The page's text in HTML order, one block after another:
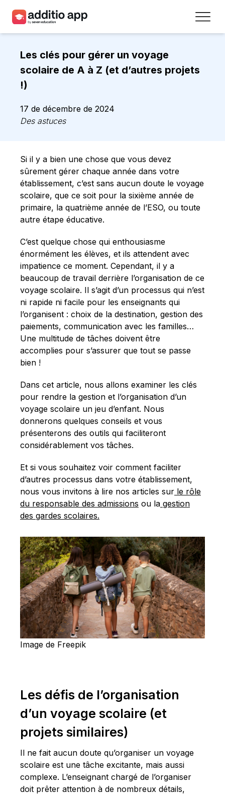
Établissements
Ressources
Prix
Inscrivez-vous
Contact
Français
Les clés pour gérer un voyage
scolaire de A à Z (et d’autres projets
!)
17 de décembre de 2024
Des astuces
Si il y a bien une chose que vous devez
sûrement gérer chaque année dans votre
établissement, c’est sans aucun doute le voyage
scolaire, que ce soit pour la sixième année de
primaire, la quatrième année de l’ESO, ou toute
autre étape éducative.
C’est quelque chose qui enthousiasme
énormément les élèves, et ils attendent avec
impatience ce moment. Cependant, il y a
beaucoup de travail derrière l’organisation de ce
voyage scolaire. Il s’agit d’un processus qui n’est
ni rapide ni facile pour les enseignants qui
l’organisent : choix de la destination, gestion des
paiements, communication avec les familles…
Une multitude de tâches doivent être
accomplies pour s’assurer que tout se passe
bien !
Dans cet article, nous allons examiner les clés
pour rendre la gestion et l’organisation d’un
voyage scolaire un jeu d’enfant. Nous
donnerons quelques conseils et vous
présenterons des outils qui faciliteront
considérablement vos tâches.
Et si vous souhaitez voir comment faciliter
d’autres processus dans votre établissement,
nous vous invitons à lire nos articles sur le rôle
du responsable des admissions ou la gestion
des gardes scolaires.
Image de Freepik
Les défis de l’organisation
d’un voyage scolaire (et
projets similaires)
Il ne fait aucun doute qu’organiser un voyage
scolaire est une tâche excitante, mais aussi
complexe. L’enseignant chargé de l’organiser
doit prêter attention à de nombreux détails,